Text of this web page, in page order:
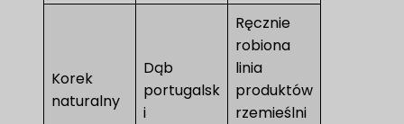
Korek
naturalny
Dąb
portugalsk
i
Ręcznie
robiona
linia
produktów
rzemieślni